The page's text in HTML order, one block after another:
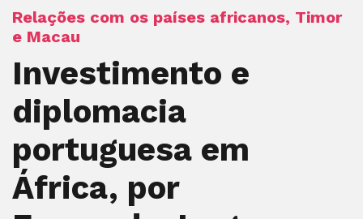
Relações com os países africanos, Timor
e Macau
Investimento e
diplomacia
portuguesa em
África, por